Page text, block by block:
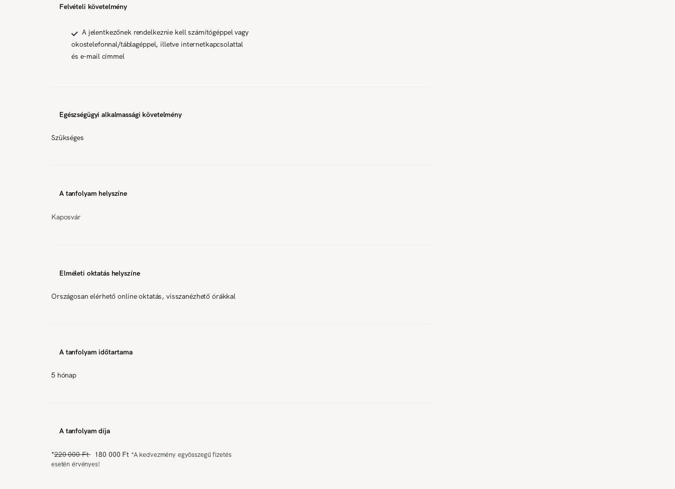
Felvételi követelmény
A jelentkezőnek rendelkeznie kell számítógéppel vagy
okostelefonnal/táblagéppel, illetve internetkapcsolattal
és e-mail címmel
Egészségügyi alkalmassági követelmény
Szükséges
A tanfolyam helyszíne
Kaposvár
Elméleti oktatás helyszíne
Országosan elérhető online oktatás, visszanézhető órákkal
A tanfolyam időtartama
5 hónap
A tanfolyam díja
*220 000 Ft 180 000 Ft *A kedvezmény egyösszegű fizetés
esetén érvényes!